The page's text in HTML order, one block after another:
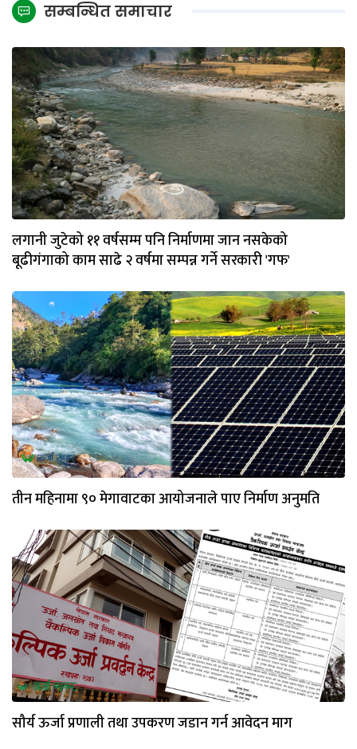
सम्बन्धित समाचार
लगानी जुटेको ११ वर्षसम्म पनि निर्माणमा जान नसकेको
बूढीगंगाको काम साढे २ वर्षमा सम्पन्न गर्ने सरकारी 'गफ'
तीन महिनामा ९० मेगावाटका आयोजनाले पाए निर्माण अनुमति
सौर्य ऊर्जा प्रणाली तथा उपकरण जडान गर्न आवेदन माग